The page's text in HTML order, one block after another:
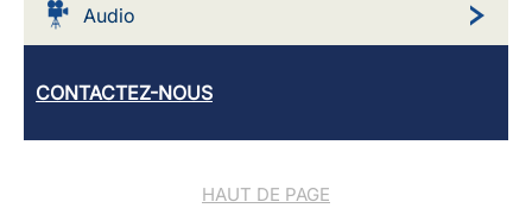
Audio
CONTACTEZ-NOUS
HAUT DE PAGE